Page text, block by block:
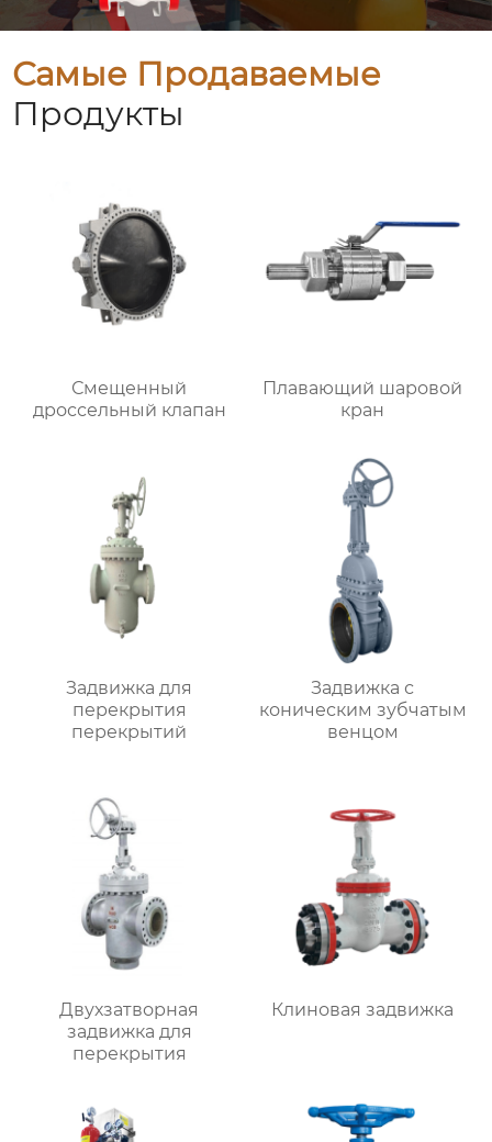
Самые Продаваемые
Продукты
Смещенный
дроссельный клапан
Плавающий шаровой
кран
Задвижка для
перекрытия
перекрытий
Задвижка с
коническим зубчатым
венцом
Двухзатворная
задвижка для
перекрытия
Клиновая задвижка